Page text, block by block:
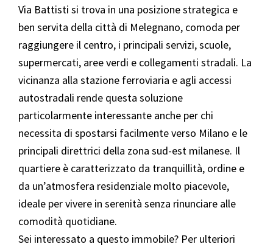
Via Battisti si trova in una posizione strategica e
ben servita della città di Melegnano, comoda per
raggiungere il centro, i principali servizi, scuole,
supermercati, aree verdi e collegamenti stradali. La
vicinanza alla stazione ferroviaria e agli accessi
autostradali rende questa soluzione
particolarmente interessante anche per chi
necessita di spostarsi facilmente verso Milano e le
principali direttrici della zona sud-est milanese. Il
quartiere è caratterizzato da tranquillità, ordine e
da un’atmosfera residenziale molto piacevole,
ideale per vivere in serenità senza rinunciare alle
comodità quotidiane.
Sei interessato a questo immobile? Per ulteriori